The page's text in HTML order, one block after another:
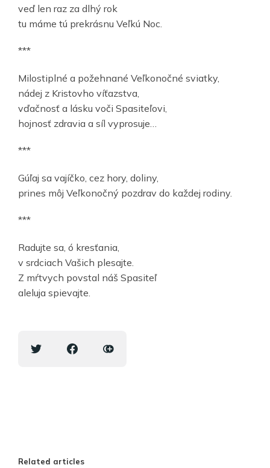
veď len raz za dlhý rok
tu máme tú prekrásnu Veľkú Noc.
***
Milostiplné a požehnané Veľkonočné sviatky,
nádej z Kristovho víťazstva,
vďačnosť a lásku voči Spasiteľovi,
hojnosť zdravia a síl vyprosuje…
***
Gúľaj sa vajíčko, cez hory, doliny,
prines môj Veľkonočný pozdrav do každej rodiny.
***
Radujte sa, ó kresťania,
v srdciach Vašich plesajte.
Z mŕtvych povstal náš Spasiteľ
aleluja spievajte.
Related articles